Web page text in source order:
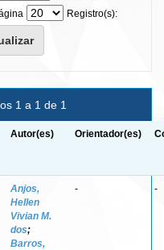
Registro(s):
1 a 1 de 1
Autor(es) Orientador(es)
Anjos,
Hellen
Vivian M.
dos;
Barros,
- -